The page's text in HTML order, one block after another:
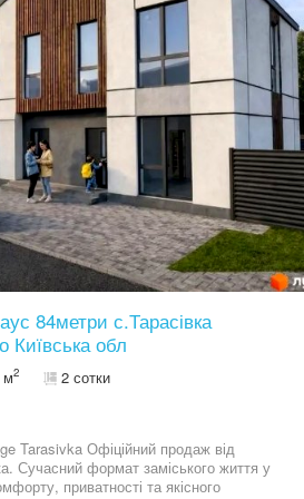
компанія • відпочинкова
• готівковий /
розтермінування до завершення
оплати 50/50 Документи: •
оформлення — квартира з
Village Tarasivka — це комфортне
сучасна архітектура,
спокою.
84метри с.Тарасівка
Київська обл
м2 2 сотки
Tarasivka Офіційний продаж від
Сучасний формат заміського життя у
приватності та якісного